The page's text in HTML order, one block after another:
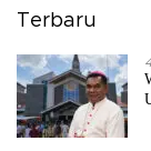
Terbaru